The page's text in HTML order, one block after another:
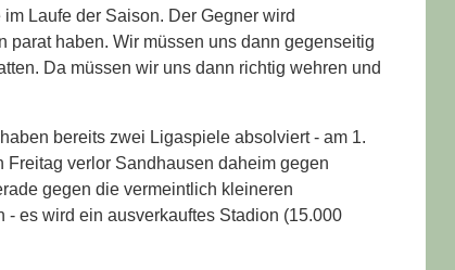
Laufe der Saison. Der Gegner wird
haben. Wir müssen uns dann gegenseitig
Da müssen wir uns dann richtig wehren und
bereits zwei Ligaspiele absolviert - am 1.
verlor Sandhausen daheim gegen
gegen die vermeintlich kleineren
es wird ein ausverkauftes Stadion (15.000